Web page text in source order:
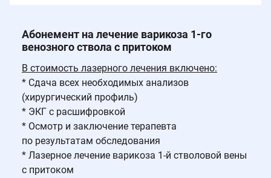
Абонемент на лечение варикоза 1-го
венозного ствола c притоком
В стоимость лазерного лечения включено:
* Сдача всех необходимых анализов
(хирургический профиль)
* ЭКГ с расшифровкой
* Осмотр и заключение терапевта
по результатам обследования
* Лазерное лечение варикоза 1-й стволовой вены
с притоком